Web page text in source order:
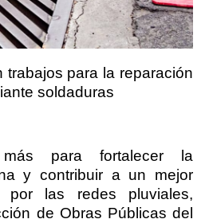
trabajos para la reparación
soldaduras
para fortalecer la
y contribuir a un mejor
por las redes pluviales,
de Obras Públicas del